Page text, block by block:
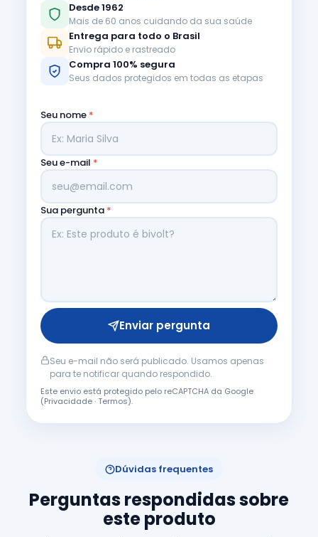
Desde 1962
Mais de 60 anos cuidando da sua saúde
Entrega para todo o Brasil
Envio rápido e rastreado
Compra 100% segura
Seus dados protegidos em todas as etapas
Seu nome *
Seu e-mail *
Sua pergunta *
Enviar pergunta
Seu e-mail não será publicado. Usamos apenas
para te notificar quando respondido.
Este envio está protegido pelo reCAPTCHA da Google
(Privacidade·Termos).
Dúvidas frequentes
Perguntas respondidas sobre
este produto